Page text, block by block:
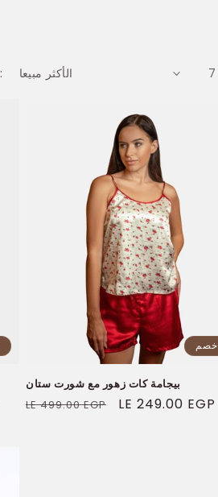
فرز حسب:
خصم
بيجامة كات زهور مع شورت ستان
السعر
LE 499.00 EGP
سعر
LE 249.00 EGP